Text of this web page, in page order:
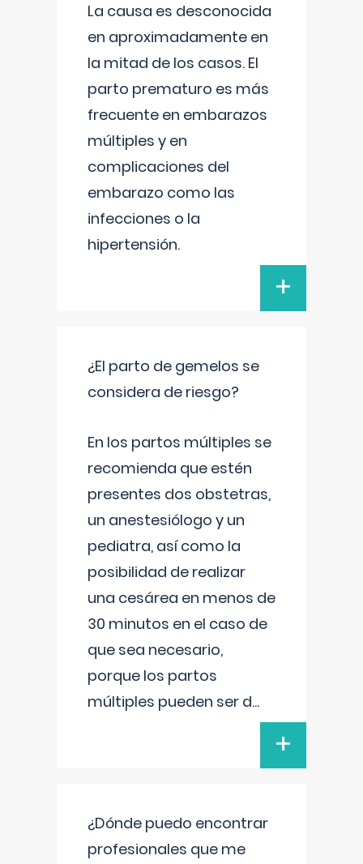
La causa es desconocida
en aproximadamente en
la mitad de los casos. El
parto prematuro es más
frecuente en embarazos
múltiples y en
complicaciones del
embarazo como las
infecciones o la
hipertensión.
+
¿El parto de gemelos se
considera de riesgo?
En los partos múltiples se
recomienda que estén
presentes dos obstetras,
un anestesiólogo y un
pediatra, así como la
posibilidad de realizar
una cesárea en menos de
30 minutos en el caso de
que sea necesario,
porque los partos
múltiples pueden ser d...
+
¿Dónde puedo encontrar
profesionales que me